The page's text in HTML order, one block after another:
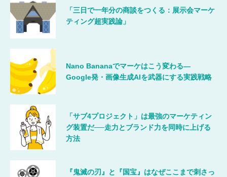
「三日で一年分の商談をつくる：展示会マーケ
ティング超実践論」
Nano Bananaでマーケはこう変わる―
Google発・画像生成AIを武器にする実践戦略
「サブ4プロジェクト」は最強のマーケティン
グ装置だ──走力とブランド力を同時に上げる
方法
『鬼滅の刃』と『国宝』はなぜここまで刺さっ